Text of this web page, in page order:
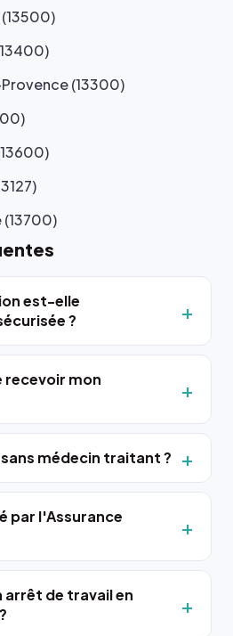
(13300)
(13700)
est-elle
?
mon
médecin traitant ?
par l'Assurance
arrêt de travail en